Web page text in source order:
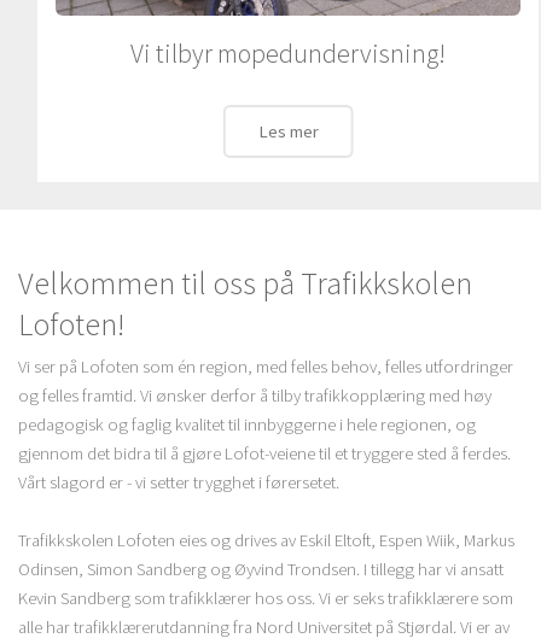
Vi tilbyr mopedundervisning!
Les mer
Velkommen til oss på Trafikkskolen
Lofoten!
Vi ser på Lofoten som én region, med felles behov, felles utfordringer
og felles framtid. Vi ønsker derfor å tilby trafikkopplæring med høy
pedagogisk og faglig kvalitet til innbyggerne i hele regionen, og
gjennom det bidra til å gjøre Lofot-veiene til et tryggere sted å ferdes.
Vårt slagord er - vi setter trygghet i førersetet.
Trafikkskolen Lofoten eies og drives av Eskil Eltoft, Espen Wiik, Markus
Odinsen, Simon Sandberg og Øyvind Trondsen. I tillegg har vi ansatt
Kevin Sandberg som trafikklærer hos oss. Vi er seks trafikklærere som
alle har trafikklærerutdanning fra Nord Universitet på Stjørdal. Vi er av